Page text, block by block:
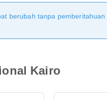
berubah tanpa
Kairo